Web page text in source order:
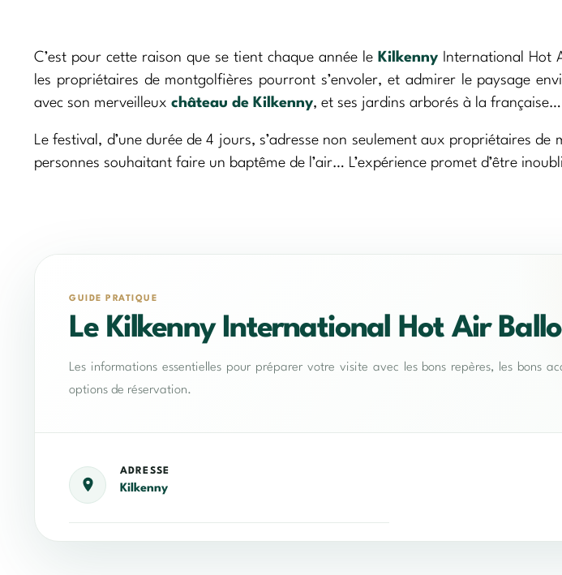
C’est pour cette raison que se tient chaque année le KilkennyInternational Hot
les propriétaires de montgolfières pourront s’envoler, et admirer le paysage
avec son merveilleux château de Kilkenny, et ses jardins arborés à la française…
Le festival, d’une durée de 4 jours, s’adresse non seulement aux propriétaires
personnes souhaitant faire un baptême de l’air… L’expérience promet d’être
GUIDE PRATIQUE
Le Kilkenny International Hot Air
Les informations essentielles pour préparer votre visite avec les bons repères, les bons
options de réservation.
ADRESSE
Kilkenny